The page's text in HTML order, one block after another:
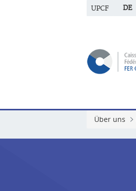
UPCF DE
Über uns